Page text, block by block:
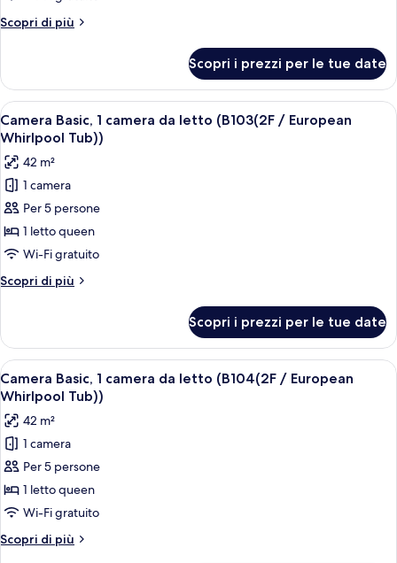
camera
(B102(Private
BBQ))
Scopri di più
Altri
Basic,
camera
da
(B102(Private
BBQ))
Scopri i prezzi per le tue date
Apri
tutte
le
foto
per
Camera
Basic,
1
camera
da
(B103(2F
European
Whirlpool
Tub))
Camera Basic, 1 camera da letto
9
Camera Basic, 1 camera da letto (B103(2F / European
Whirlpool Tub))
42 m²
1 camera
Per 5 persone
1 letto queen
Wi-Fi gratuito
Scopri di più
Altri
Basic,
camera
da
(B103(2F
European
Whirlpool
Tub))
Scopri i prezzi per le tue date
Apri
tutte
le
foto
per
Camera
Basic,
1
camera
da
Camera Basic, 1 camera da letto
8
Camera Basic, 1 camera da letto (B104(2F / European
Whirlpool Tub))
42 m²
1 camera
Per 5 persone
1 letto queen
Wi-Fi gratuito
Scopri di più
Altri